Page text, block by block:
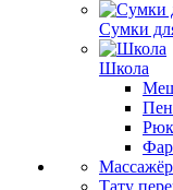
Сумки
Школа
Тату